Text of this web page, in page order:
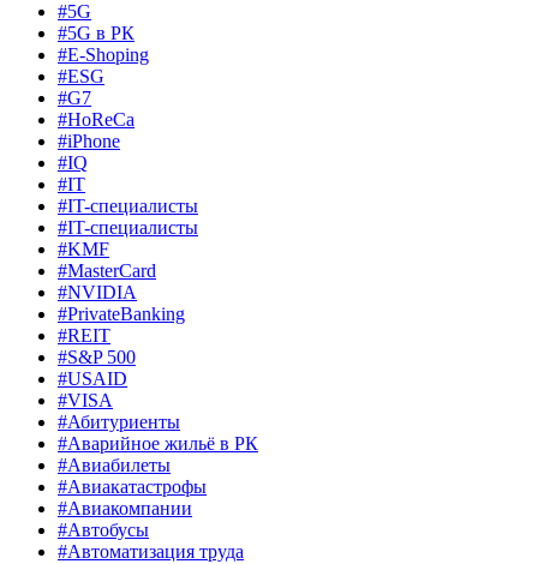
#5G
#5G в РК
#E-Shoping
#ESG
#G7
#HoReCa
#iPhone
#IQ
#IT
#IT-специалисты
#IT-специалисты
#KMF
#MasterCard
#NVIDIA
#PrivateBanking
#REIT
#S&P 500
#USAID
#VISA
#Абитуриенты
#Аварийное жильё в РК
#Авиабилеты
#Авиакатастрофы
#Авиакомпании
#Автобусы
#Автоматизация труда